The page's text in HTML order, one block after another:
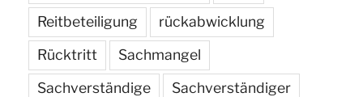
Reitbeteiligung
rückabwicklung
Rücktritt
Sachmangel
Sachverständige
Sachverständiger